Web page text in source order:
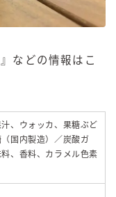
などの情報はこ
汁、ウォッカ、果糖ぶど
（国内製造）／炭酸ガ
、香料、カラメル色素